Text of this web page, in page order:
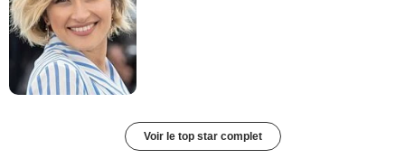
Voir le top star complet